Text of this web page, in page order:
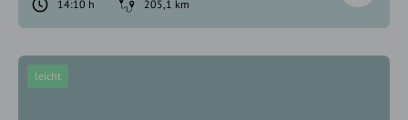
14:10 h
205,1 km
leicht